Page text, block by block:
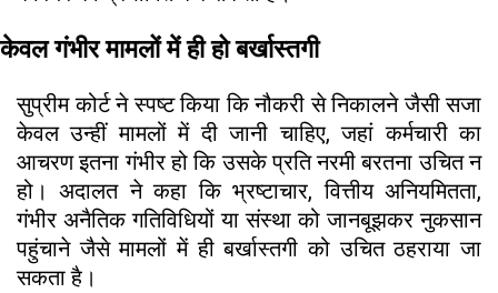
केवल गंभीर मामलों में ही हो बर्खास्तगी
सुप्रीम कोर्ट ने स्पष्ट किया कि नौकरी से निकालने जैसी सजा
केवल उन्हीं मामलों में दी जानी चाहिए, जहां कर्मचारी का
आचरण इतना गंभीर हो कि उसके प्रति नरमी बरतना उचित न
हो। अदालत ने कहा कि भ्रष्टाचार, वित्तीय अनियमितता,
गंभीर अनैतिक गतिविधियों या संस्था को जानबूझकर नुकसान
पहुंचाने जैसे मामलों में ही बर्खास्तगी को उचित ठहराया जा
सकता है।